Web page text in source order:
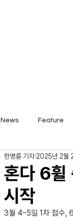
News Feature
혼다 6휠
시작
한명륜 기자 2025년 2월
3월 4~5일 1차 접수,